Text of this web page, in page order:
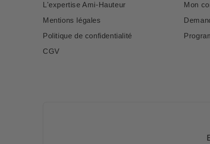
L'expertise Ami-Hauteur
Mentions légales
Politique de confidentialité
CGV
Mon